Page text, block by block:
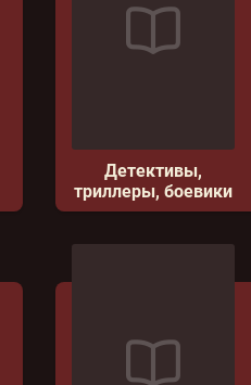
Детективы,
триллеры, боевики